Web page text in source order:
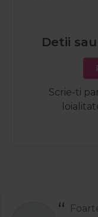
Detii
Scrie-ti